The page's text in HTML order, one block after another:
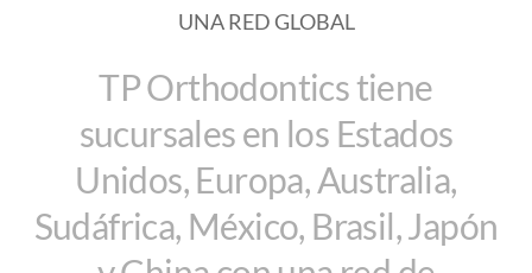
UNA RED GLOBAL
TP Orthodontics tiene
sucursales en los Estados
Unidos, Europa, Australia,
Sudáfrica, México, Brasil, Japón